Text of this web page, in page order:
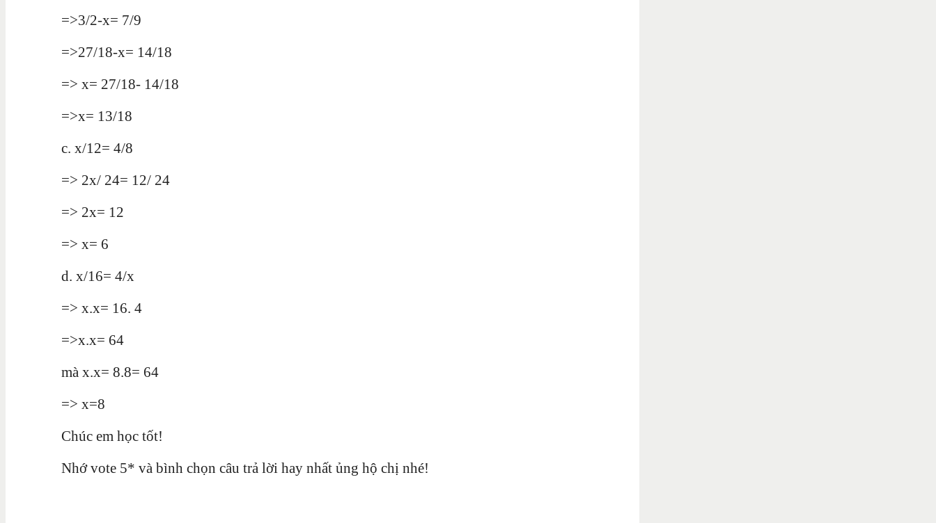
=>3/2-x= 7/9
=>27/18-x= 14/18
=> x= 27/18- 14/18
=>x= 13/18
c. x/12= 4/8
=> 2x/ 24= 12/ 24
=> 2x= 12
=> x= 6
d. x/16= 4/x
=> x.x= 16. 4
=>x.x= 64
mà x.x= 8.8= 64
=> x=8
Chúc em học tốt!
Nhớ vote 5* và bình chọn câu trả lời hay nhất ủng hộ chị nhé!